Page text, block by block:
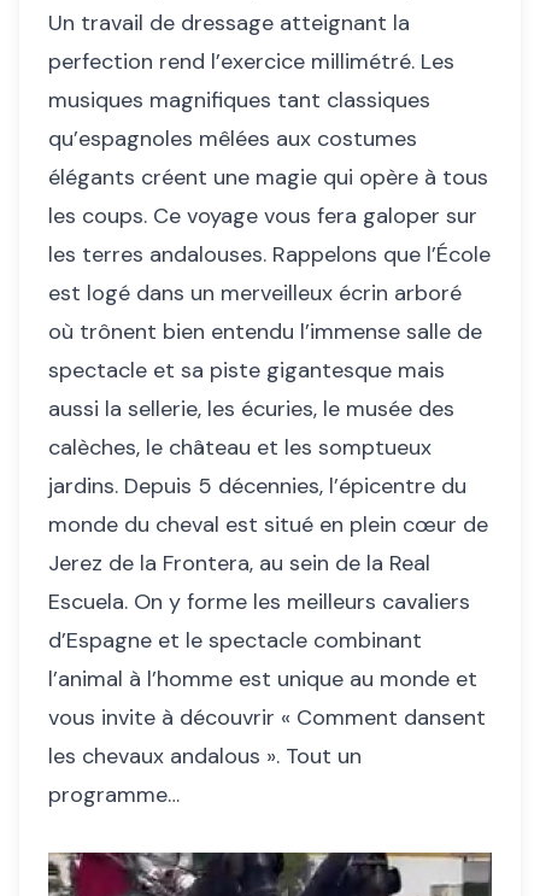
Un travail de dressage atteignant la
perfection rend l’exercice millimétré. Les
musiques magnifiques tant classiques
qu’espagnoles mêlées aux costumes
élégants créent une magie qui opère à tous
les coups. Ce voyage vous fera galoper sur
les terres andalouses. Rappelons que l’École
est logé dans un merveilleux écrin arboré
où trônent bien entendu l’immense salle de
spectacle et sa piste gigantesque mais
aussi la sellerie, les écuries, le musée des
calèches, le château et les somptueux
jardins. Depuis 5 décennies, l’épicentre du
monde du cheval est situé en plein cœur de
Jerez de la Frontera, au sein de la Real
Escuela. On y forme les meilleurs cavaliers
d’Espagne et le spectacle combinant
l’animal à l’homme est unique au monde et
vous invite à découvrir « Comment dansent
les chevaux andalous ». Tout un
programme…